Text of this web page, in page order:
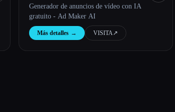
Generador de anuncios de vídeo con IA
gratuito - Ad Maker AI
Más detalles → VISITA↗︎